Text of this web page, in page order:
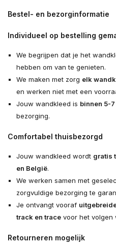
Bestel- en bezorginformatie
Individueel op bestelling
We begrijpen dat je het
hebben om van te genieten.
We maken met zorg elk
en werken niet met een
Jouw wandkleed is binnen 5-
bezorging.
Comfortabel thuisbezorgd
Jouw wandkleed wordt gratis
en België.
We werken samen met
zorgvuldige bezorging te
Je ontvangt vooraf
track en tracevoor het volgen
Retourneren mogelijk